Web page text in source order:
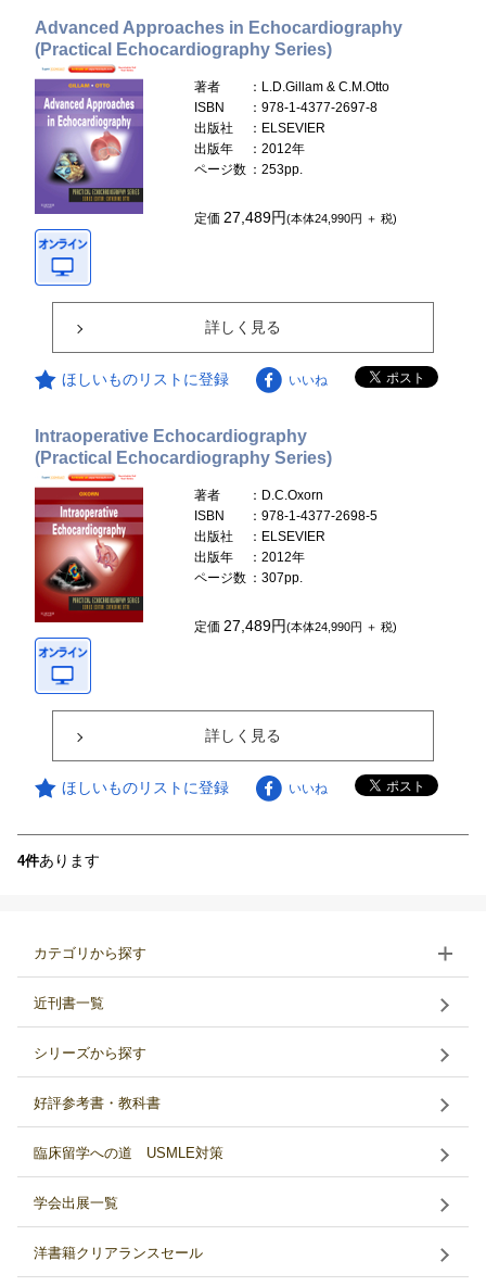
Advanced Approaches in Echocardiography
(Practical Echocardiography Series)
著者
：L.D.Gillam & C.M.Otto
ISBN
：978-1-4377-2697-8
出版社
：ELSEVIER
出版年
：2012年
ページ数 ：253pp.
定価27,489円(本体24,990円 ＋ 税)
詳しく見る
ほしいものリストに登録 いいね
Intraoperative Echocardiography
(Practical Echocardiography Series)
著者
：D.C.Oxorn
ISBN
：978-1-4377-2698-5
出版社
：ELSEVIER
出版年
：2012年
ページ数 ：307pp.
定価27,489円(本体24,990円 ＋ 税)
詳しく見る
ほしいものリストに登録 いいね
4件あります
カテゴリから探す
近刊書一覧
シリーズから探す
好評参考書・教科書
臨床留学への道 USMLE対策
学会出展一覧
洋書籍クリアランスセール